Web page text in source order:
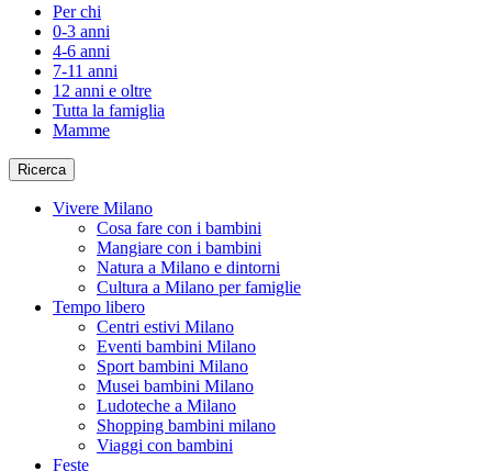
Per chi
0-3 anni
4-6 anni
7-11 anni
12 anni e oltre
Tutta la famiglia
Mamme
Ricerca
Vivere Milano
Cosa fare con i bambini
Mangiare con i bambini
Natura a Milano e dintorni
Cultura a Milano per famiglie
Tempo libero
Centri estivi Milano
Eventi bambini Milano
Sport bambini Milano
Musei bambini Milano
Ludoteche a Milano
Shopping bambini milano
Viaggi con bambini
Feste